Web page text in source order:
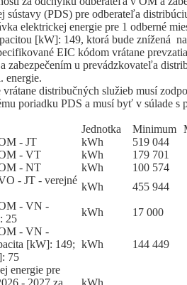
sústavy (PDS) pre odberateľa
elektrickej energie pre 1 odberné
[kW]: 149, ktorá bude znížená
EIC kódom vrátane
zabezpečením u prevádzkovateľa
energie.
distribučných služieb musí
poriadku PDS a musí byť v súlade s
Jed­not­ka Mi­ni­mum
- JT
kWh
519 044
- VT
kWh
179 701
- NT
kWh
100 574
- JT - verejné
kWh
455 944
OM - VN -
25
kWh
17 000
OM - VN -
[kW]: 149;
75
kWh 144 449
energie pre